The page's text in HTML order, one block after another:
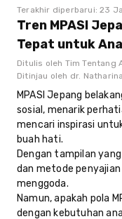
Terakhir diperbarui:23
Tren MPASI
Tepat untuk
Ditulis oleh Tim Tentang
Ditinjau oleh dr.
MPASI Jepang
sosial, menarik
mencari inspirasi
buah hati.
Dengan tampilan
dan metode
menggoda.
Namun, apakah pola
dengan kebutuhan